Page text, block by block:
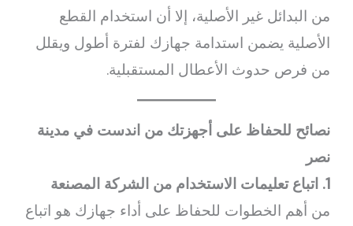
من البدائل غير الأصلية، إلا أن استخدام القطع
الأصلية يضمن استدامة جهازك لفترة أطول ويقلل
من فرص حدوث الأعطال المستقبلية.
نصائح للحفاظ على أجهزتك من اندست في مدينة
نصر
1. اتباع تعليمات الاستخدام من الشركة المصنعة
من أهم الخطوات للحفاظ على أداء جهازك هو اتباع